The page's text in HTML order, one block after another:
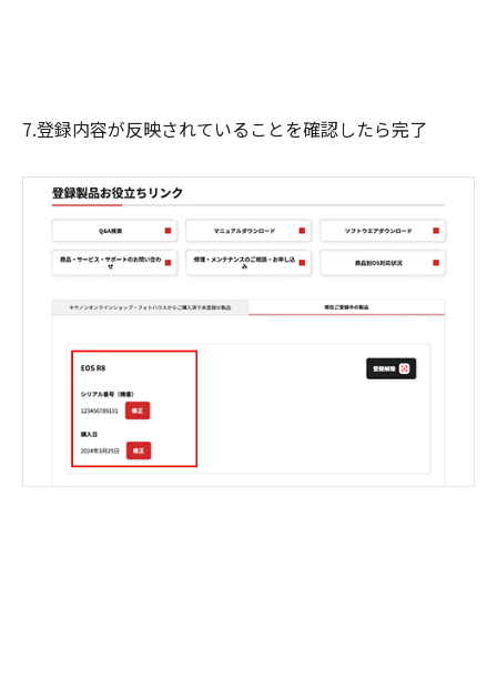
7.登録内容が反映されていることを確認したら完了